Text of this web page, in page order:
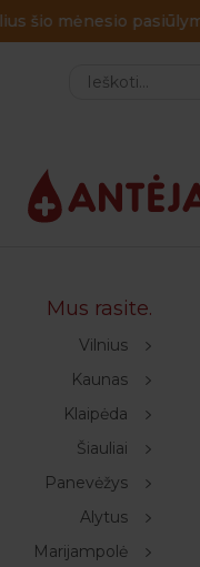
Mus rasite.
Vilnius
Kaunas
Klaipėda
Šiauliai
Panevėžys
Alytus
Marijampolė